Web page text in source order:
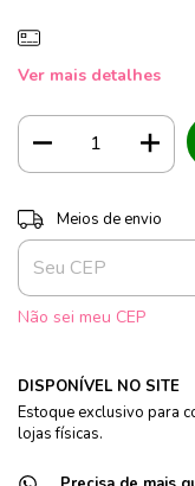
Ver mais detalhes
Entregas para o CEP:
Meios de envio
Não sei meu CEP
DISPONÍVEL NO SITE
Estoque exclusivo para
lojas físicas.